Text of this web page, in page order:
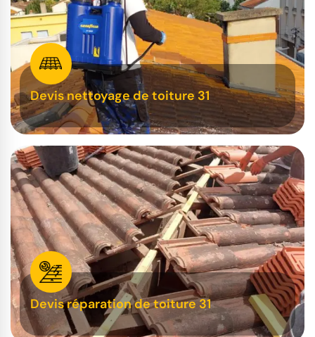
Devis nettoyage de toiture 31
Devis réparation de toiture 31